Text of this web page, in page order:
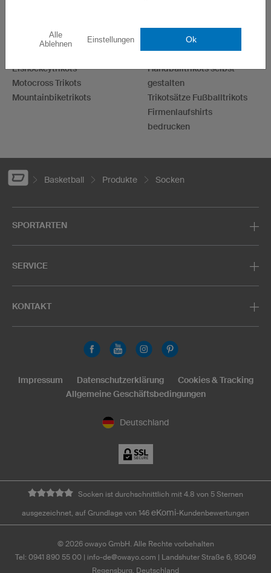
Basketballtrikots
Eishockeytrikots
Motocross Trikots
Mountainbiketrikots
T-Shirts bedrucken
Hoodies bedrucken
Handballtrikots selbst
gestalten
Trikotsätze Fußballtrikots
Firmenlaufshirts
bedrucken
Basketball Produkte Socken
SPORTARTEN
SERVICE
KONTAKT
Deutschland
Impressum Datenschutzerklärung
Cookies & Tracking
Allgemeine Geschäftsbedingungen
Socken ist durchschnittlich mit 4.8 von 5 Sternen
ausgezeichnet, auf Grundlage von 146 eKomi-Kundenbewertungen
© 2026owayo GmbH. Alle Rechte vorbehalten
Tel: 0941 890 55 00
info-de@owayo.com | Landshuter Straße 6, 93049
Regensburg, Deutschland
Alle
Ablehnen
Einstellungen Ok